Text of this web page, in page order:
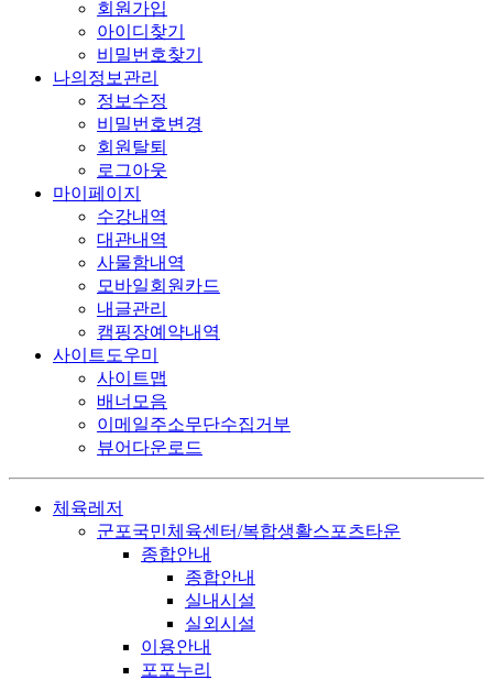
회원가입
아이디찾기
비밀번호찾기
나의정보관리
정보수정
비밀번호변경
회원탈퇴
로그아웃
마이페이지
수강내역
대관내역
사물함내역
모바일회원카드
내글관리
캠핑장예약내역
사이트도우미
사이트맵
배너모음
이메일주소무단수집거부
뷰어다운로드
체육레저
군포국민체육센터/복합생활스포츠타운
종합안내
종합안내
실내시설
실외시설
이용안내
포포누리